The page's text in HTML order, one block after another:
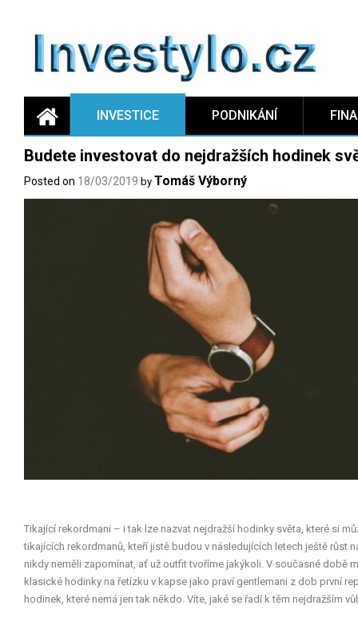
INVESTICE PODNIKÁNÍ
Budete investovat do nejdražších hodinek
Posted on 18/03/2019 by Tomáš Výborný
Tikající rekordmani – i tak lze nazvat nejdražší hodinky světa, které si
tikajících rekordmanů, kteří jistě budou v následujících letech ještě růst
nikdy neměli zapomínat, ať už outfit tvoříme jakýkoli. V současné době
klasické hodinky na řetízku v kapse jako praví gentlemani z dob první
hodinek, které nemá jen tak někdo. Víte, jaké se řadí k těm nejdražším